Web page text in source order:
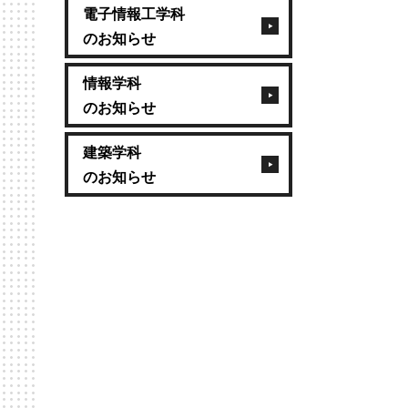
電子情報工学科
のお知らせ
情報学科
のお知らせ
建築学科
のお知らせ